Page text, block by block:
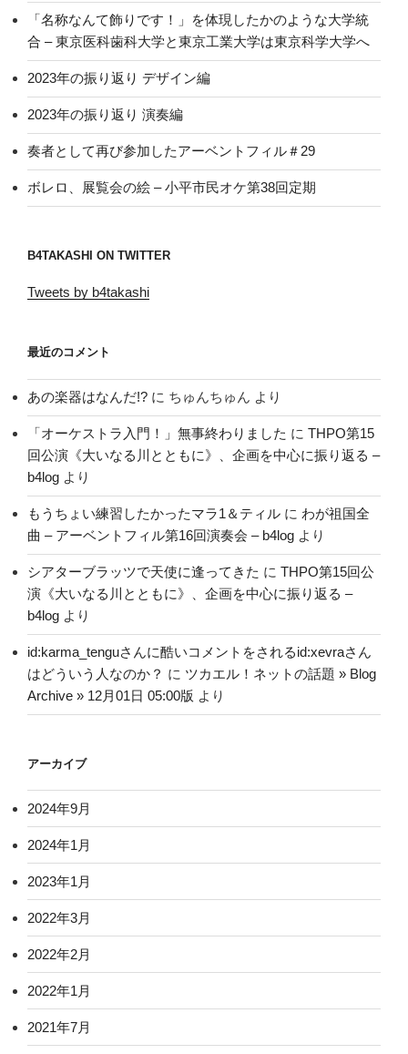
「名称なんて飾りです！」を体現したかのような大学統
合 – 東京医科歯科大学と東京工業大学は東京科学大学へ
2023年の振り返り デザイン編
2023年の振り返り 演奏編
奏者として再び参加したアーベントフィル＃29
ボレロ、展覧会の絵 – 小平市民オケ第38回定期
B4TAKASHI ON TWITTER
Tweets by b4takashi
最近のコメント
あの楽器はなんだ!? に ちゅんちゅん より
「オーケストラ入門！」無事終わりました に THPO第15
回公演《大いなる川とともに》、企画を中心に振り返る –
b4log より
もうちょい練習したかったマラ1＆ティル に わが祖国全
曲 – アーベントフィル第16回演奏会 – b4log より
シアターブラッツで天使に逢ってきた に THPO第15回公
演《大いなる川とともに》、企画を中心に振り返る –
b4log より
id:karma_tenguさんに酷いコメントをされるid:xevraさん
はどういう人なのか？ に ツカエル！ネットの話題 » Blog
Archive » 12月01日 05:00版 より
アーカイブ
2024年9月
2024年1月
2023年1月
2022年3月
2022年2月
2022年1月
2021年7月